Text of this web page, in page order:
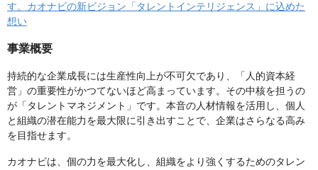
す。カオナビの新ビジョン「タレントインテリジェンス」に込めた
想い
事業概要
持続的な企業成長には生産性向上が不可欠であり、「人的資本経
営」の重要性がかつてないほど高まっています。その中核を担うの
が「タレントマネジメント」です。本音の人材情報を活用し、個人
と組織の潜在能力を最大限に引き出すことで、企業はさらなる高み
を目指せます。
カオナビは、個の力を最大化し、組織をより強くするためのタレン